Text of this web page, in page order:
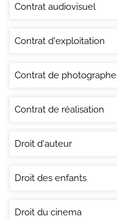
Contrat audiovisuel
Contrat d'exploitation
Contrat de photographe
Contrat de réalisation
Droit d'auteur
Droit des enfants
Droit du cinema